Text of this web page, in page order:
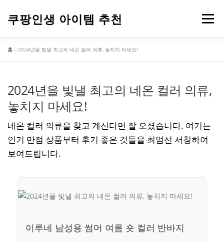
로
쿠팡인생 아이템 추천 메뉴
컴퓨터 기타
홈 »2024년을 빛낼 최고의 네온 컬러 의류, 놓치지 마세요!
2024년을 빛낼 최고의 네온 컬러 의류,
놓치지 마세요!
네온 컬러 의류을 찾고 계신다면 잘 오셨습니다. 여기는
인기 만점 상품부터 후기 좋은 것들을 최엄선 서칭하여
보여드립니다.
이루네 남성용 썸머 여름 숏 컬러 반바지